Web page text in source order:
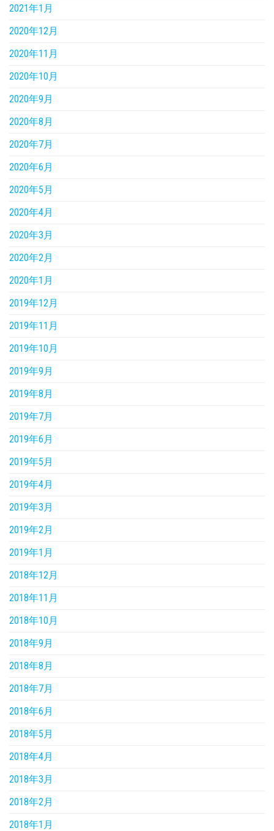
2021年1月
2020年12月
2020年11月
2020年10月
2020年9月
2020年8月
2020年7月
2020年6月
2020年5月
2020年4月
2020年3月
2020年2月
2020年1月
2019年12月
2019年11月
2019年10月
2019年9月
2019年8月
2019年7月
2019年6月
2019年5月
2019年4月
2019年3月
2019年2月
2019年1月
2018年12月
2018年11月
2018年10月
2018年9月
2018年8月
2018年7月
2018年6月
2018年5月
2018年4月
2018年3月
2018年2月
2018年1月